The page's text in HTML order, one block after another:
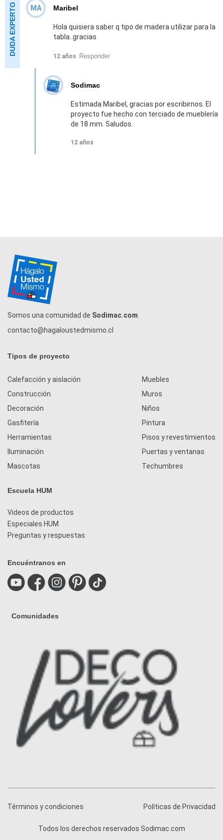
MA Maribel
Hola quisiera saber q tipo de madera utilizar para la
tabla..gracias
12 años Responder
Sodimac
Estimada Maribel, gracias por escribirnos. El
proyecto fue hecho con terciado de mueblería
de 18 mm. Saludos.
12 años
Somos una comunidad de Sodimac.com
contacto@hagaloustedmismo.cl
Tipos de proyecto
Calefacción y aislación
Construcción
Decoración
Gasfitería
Herramientas
Iluminación
Mascotas
Muebles
Muros
Niños
Pintura
Pisos y revestimientos
Puertas y ventanas
Techumbres
Escuela HUM
Videos de productos
Especiales HUM
Preguntas y respuestas
Encuéntranos en
Comunidades
Términos y condiciones Políticas de Privacidad
Todos los derechos reservados Sodimac.com